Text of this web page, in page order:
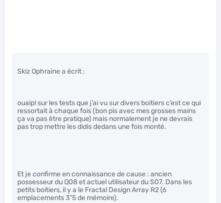
Skiz Ophraine a écrit :
ouaip! sur les tests que j’ai vu sur divers boitiers c’est ce qui
ressortait à chaque fois (bon pis avec mes grosses mains
ça va pas être pratique) mais normalement je ne devrais
pas trop mettre les didis dedans une fois monté.
Et je confirme en connaissance de cause : ancien
possesseur du Q08 et actuel utilisateur du S07. Dans les
petits boitiers, il y a le Fractal Design Array R2 (6
emplacements 3”5 de mémoire).